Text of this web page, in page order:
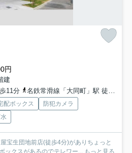
円
建
11分
名鉄常滑線「大同町」駅 徒歩15分
配ボックス
防犯カメラ
宝生団地前店(徒歩4分)がありちょっと
ックスがあるのでテレワー...
もっと見る